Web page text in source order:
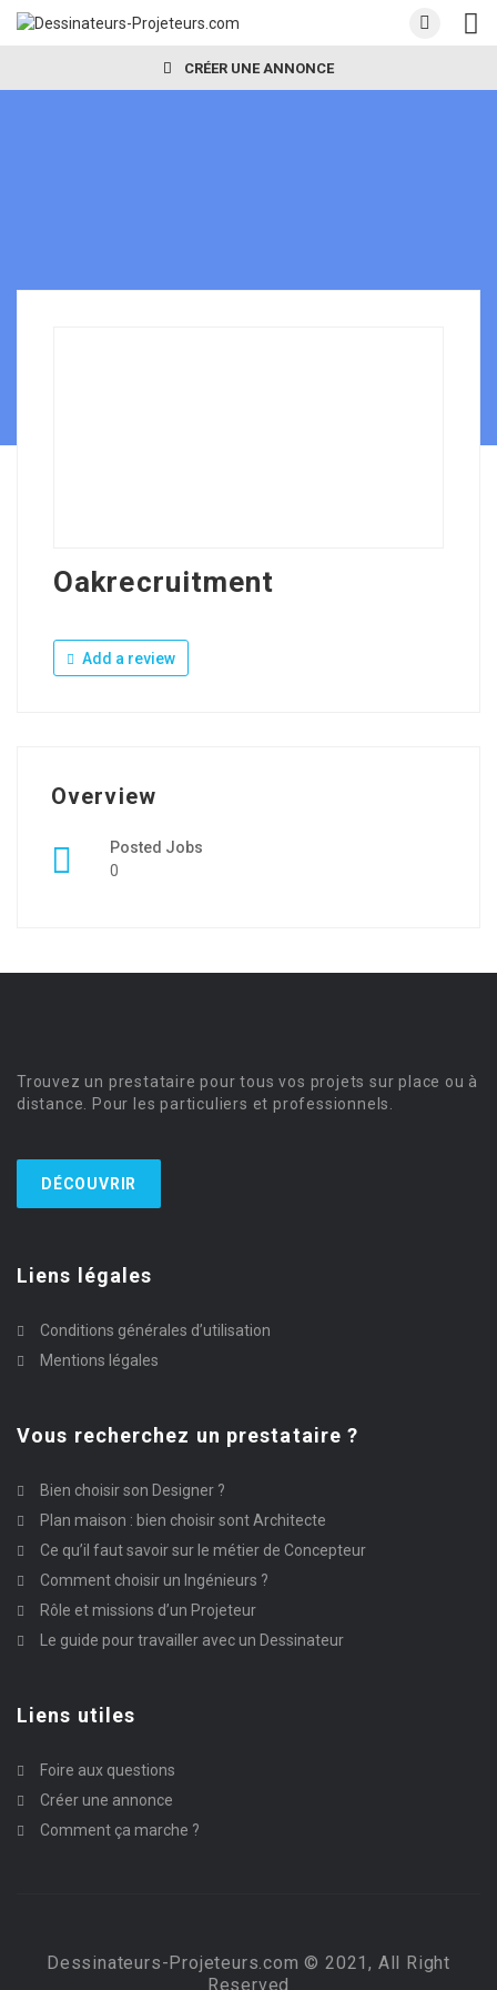
CRÉER UNE ANNONCE
Oakrecruitment
Add a review
Overview
Posted Jobs
0
Trouvez un prestataire pour tous vos projets sur place ou à
distance. Pour les particuliers et professionnels.
DÉCOUVRIR
Liens légales
Conditions générales d’utilisation
Mentions légales
Vous recherchez un prestataire ?
Bien choisir son Designer ?
Plan maison : bien choisir sont Architecte
Ce qu’il faut savoir sur le métier de Concepteur
Comment choisir un Ingénieurs ?
Rôle et missions d’un Projeteur
Le guide pour travailler avec un Dessinateur
Liens utiles
Foire aux questions
Créer une annonce
Comment ça marche ?
Dessinateurs-Projeteurs.com © 2021, All Right
Reserved